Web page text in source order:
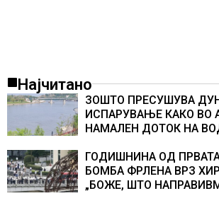
Најчитано
ЗОШТО ПРЕСУШУВА
ИСПАРУВАЊЕ КАКО ВО
НАМАЛЕН ДОТОК НА
ГОДИШНИНА ОД
БОМБА ФРЛЕНА ВРЗ
„БОЖЕ, ШТО